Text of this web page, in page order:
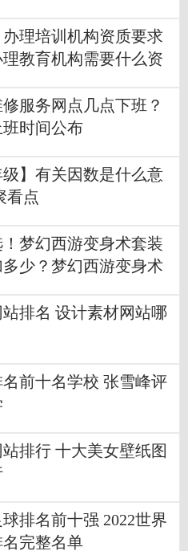
理培训机构资质要求
教育机构需要什么资
服务网点几点下班？
时间公布
级】有关因数是什么意
看点
梦幻西游变身术套装
少？梦幻西游变身术
排名 设计素材网站哪
前十名学校 张雪峰评
排行 十大美女壁纸图
排名前十强 2022世界
完整名单